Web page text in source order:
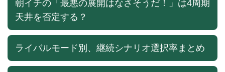
朝イチの「最悪の展開はなさそうだ！」は4周期
天井を否定する？
ライバルモード別、継続シナリオ選択率まとめ